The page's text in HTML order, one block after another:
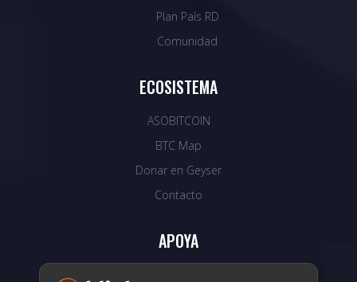
Plan País RD
Comunidad
ECOSISTEMA
ASOBITCOIN
BTC Map
Donar en Geyser
Contacto
APOYA